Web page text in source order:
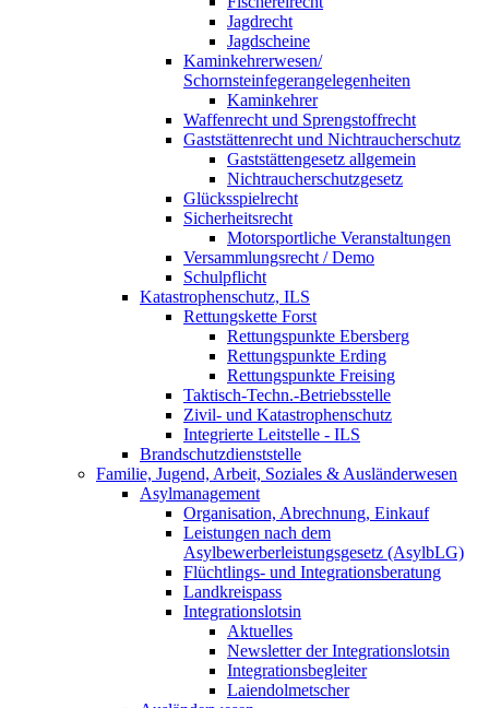
Jagdrecht
Jagdscheine
Kaminkehrerwesen/
Schornsteinfegerangelegenheiten
Kaminkehrer
Waffenrecht und Sprengstoffrecht
Gaststättenrecht und Nichtraucherschutz
Gaststättengesetz allgemein
Nichtraucherschutzgesetz
Glücksspielrecht
Sicherheitsrecht
Motorsportliche Veranstaltungen
Versammlungsrecht / Demo
Schulpflicht
Katastrophenschutz, ILS
Rettungskette Forst
Rettungspunkte Ebersberg
Rettungspunkte Erding
Rettungspunkte Freising
Taktisch-Techn.-Betriebsstelle
Zivil- und Katastrophenschutz
Integrierte Leitstelle - ILS
Brandschutzdienststelle
Familie, Jugend, Arbeit, Soziales & Ausländerwesen
Asylmanagement
Organisation, Abrechnung, Einkauf
Leistungen nach dem
Asylbewerberleistungsgesetz (AsylbLG)
Flüchtlings- und Integrationsberatung
Landkreispass
Integrationslotsin
Aktuelles
Newsletter der Integrationslotsin
Integrationsbegleiter
Laiendolmetscher